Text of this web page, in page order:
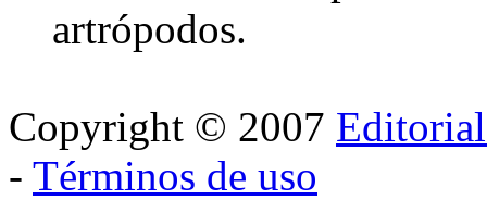
artrópodos.
Copyright © 2007
- Términos de uso